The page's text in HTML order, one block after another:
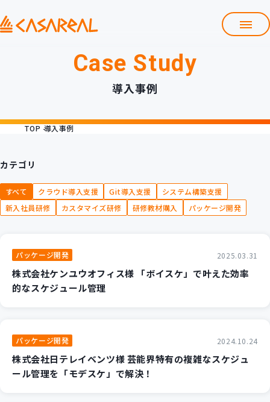
プロダクト開発支援
研修サービス
カスタマイズコース
新規開発サービス
パッケージ開発
導入事例
イベント・セミナー
ニュース
Case Study
導入事例
TOP 導入事例
カテゴリ
すべて クラウド導入支援 Git導入支援
システム構築支援
新入社員研修
カスタマイズ研修 研修教材購入 パッケージ開発
パッケージ開発 2025.03.31
株式会社ケンユウオフィス様 「ボイスケ」で叶えた効率
的なスケジュール管理
パッケージ開発 2024.10.24
株式会社日テレイベンツ様 芸能界特有の複雑なスケジュ
ール管理を「モデスケ」で解決！